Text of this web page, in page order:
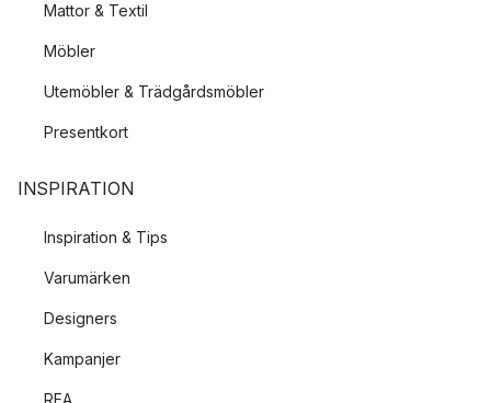
Mattor & Textil
Möbler
Utemöbler & Trädgårdsmöbler
Presentkort
INSPIRATION
Inspiration & Tips
Varumärken
Designers
Kampanjer
REA